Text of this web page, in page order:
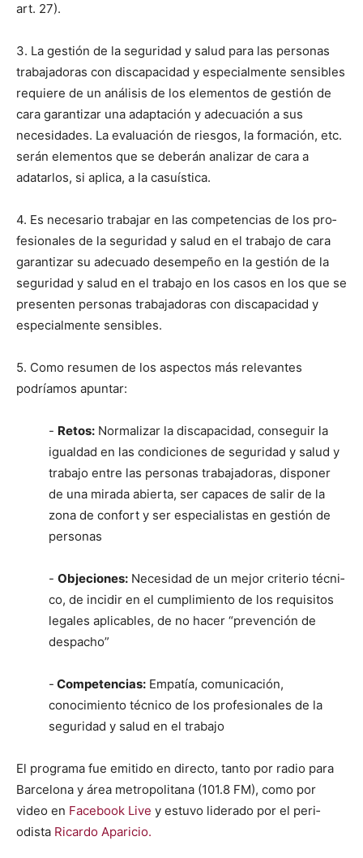
art. 27).
3. La gestión de la seguri­dad y salud para las per­sonas
tra­ba­jado­ras con dis­capaci­dad y espe­cial­mente sen­si­bles
requiere de un análi­sis de los ele­men­tos de gestión de
cara garan­ti­zar una adaptación y ade­cuación a sus
necesi­dades. La eval­u­ación de ries­gos, la for­ma­ción, etc.
serán ele­men­tos que se deberán analizar de cara a
adatar­los, si apli­ca, a la casuís­ti­ca.
4. Es nece­sario tra­ba­jar en las com­pe­ten­cias de los pro­
fe­sion­ales de la seguri­dad y salud en el tra­ba­jo de cara
garan­ti­zar su ade­cua­do desem­peño en la gestión de la
seguri­dad y salud en el tra­ba­jo en los casos en los que se
pre­sen­ten per­sonas tra­ba­jado­ras con dis­capaci­dad y
espe­cial­mente sen­si­bles.
5. Como resumen de los aspec­tos más rel­e­vantes
podríamos apun­tar:
- Retos: Nor­malizar la dis­capaci­dad, con­seguir la
igual­dad en las condi­ciones de seguri­dad y salud y
tra­ba­jo entre las per­sonas tra­ba­jado­ras, dispon­er
de una mira­da abier­ta, ser capaces de salir de la
zona de con­fort y ser espe­cial­is­tas en gestión de
per­sonas
- Obje­ciones: Necesi­dad de un mejor cri­te­rio téc­ni­
co, de incidir en el cumplim­ien­to de los req­ui­si­tos
legales aplic­a­bles, de no hac­er “pre­ven­ción de
despa­cho”
- Com­pe­ten­cias: Empatía, comu­ni­cación,
conocimien­to téc­ni­co de los pro­fe­sion­ales de la
seguri­dad y salud en el tra­ba­jo
El pro­gra­ma fue emi­ti­do en direc­to, tan­to por radio para
Barcelona y área met­ro­pol­i­tana (101.8 FM), como por
video en Face­book Live y estu­vo lid­er­a­do por el peri­
odista Ricar­do Apari­cio.